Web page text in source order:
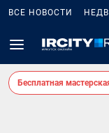
ВСЕ НОВОСТИ
Бесплатная